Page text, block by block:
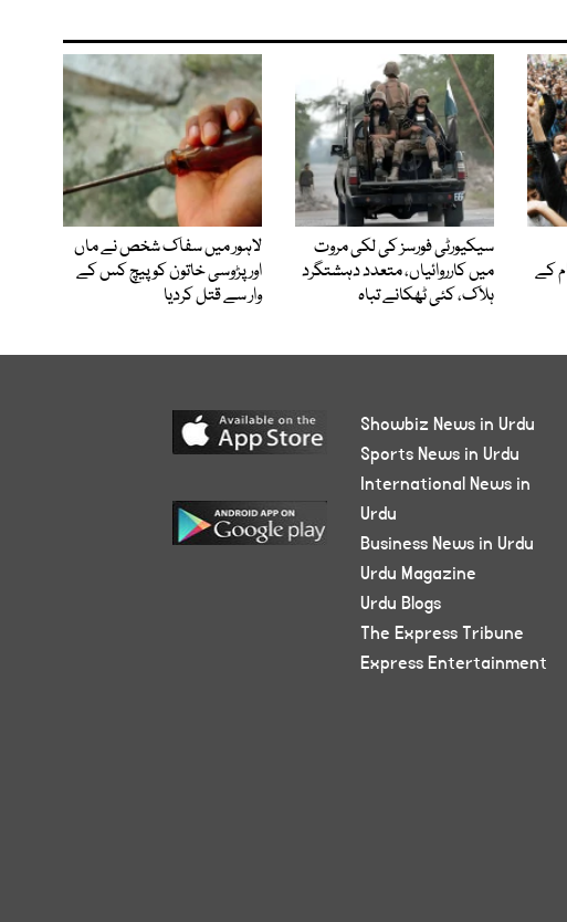
کے
سیکیورٹی فورسز کی لکی مروت
میں کارروائیاں، متعدد دہشتگرد
ہلاک، کئی ٹھکانے تباہ
لاہور میں سفاک شخص نے ماں
اور پڑوسی خاتون کو پیچ کس کے
وار سے قتل کردیا
Showbiz News in Urdu
Sports News in Urdu
International News in
Urdu
Business News in Urdu
Urdu Magazine
Urdu Blogs
The Express Tribune
Express Entertainment